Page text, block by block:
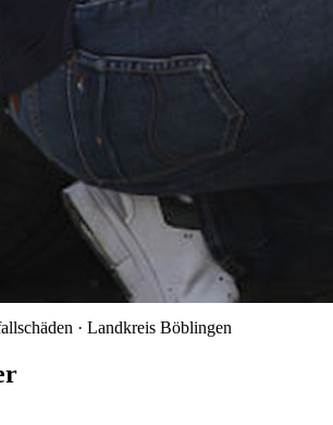
· Landkreis Böblingen